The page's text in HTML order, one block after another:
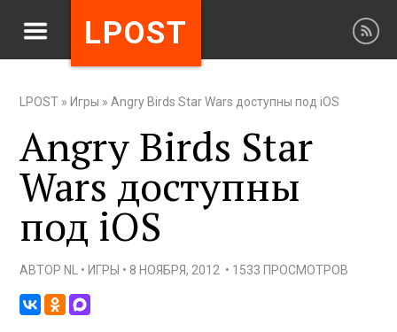
LPOST
LPOST » Игры »Angry Birds Star Wars доступны под iOS
Angry Birds Star
Wars доступны
под iOS
АВТОР NL • ИГРЫ • 8 НОЯБРЯ, 2012 • 1533 ПРОСМОТРОВ